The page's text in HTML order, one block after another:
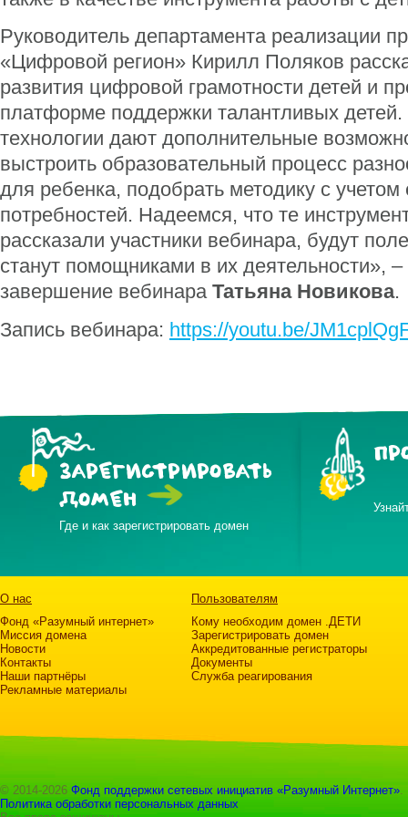
Руководитель департамента реализации
«Цифровой регион» Кирилл Поляков
развития цифровой грамотности детей и
платформе поддержки талантливых
технологии дают дополнительные
выстроить образовательный процесс
для ребенка, подобрать методику с
потребностей. Надеемся, что те
рассказали участники вебинара, будут
станут помощниками в их деятельности», –
завершение вебинара Татьяна Новикова.
Запись вебинара: https://youtu.be/
ЗАРЕГИСТРИРОВАТЬ
ДОМЕН
Где и как зарегистрировать домен
О нас
Фонд «Разумный интернет»
Миссия домена
Новости
Контакты
Наши партнёры
Рекламные материалы
Пользователям
Кому необходим домен .ДЕТИ
Зарегистрировать домен
Аккредитованные регистраторы
Документы
Служба реагирования
© 2014-2026 Фонд поддержки сетевых инициатив «Разумный Интернет».
Политика обработки персональных данных